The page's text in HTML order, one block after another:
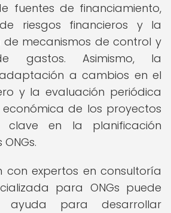
fuentes de financiamiento,
riesgos financieros y la
mecanismos de control y
gastos. Asimismo, la
a cambios en el
y la evaluación periódica
de los proyectos
clave en la planificación
con expertos en consultoría
para ONGs puede
para desarrollar